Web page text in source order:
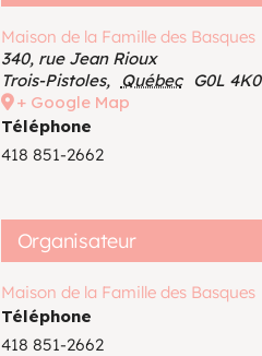
Maison de la Famille des Basques
340, rue Jean Rioux
Trois-Pistoles, Québec G0L 4K0
+ Google Map
Téléphone
418 851-2662
Organisateur
Maison de la Famille des Basques
Téléphone
418 851-2662